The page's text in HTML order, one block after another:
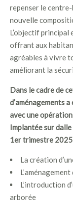
repenser le
nouvelle
L’objectif
offrant aux
agréables à vivre
améliorant la
Dans le cadre de
d’aménagements
avec une
Implantée sur
1er trimestre 2025
La création
L’introduction
arborée